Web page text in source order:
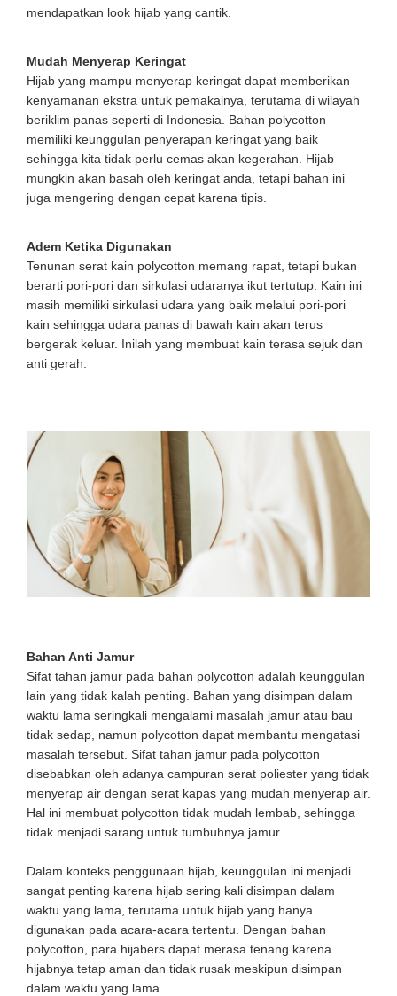
mendapatkan look hijab yang cantik.
Mudah Menyerap Keringat
Hijab yang mampu menyerap keringat dapat memberikan
kenyamanan ekstra untuk pemakainya, terutama di wilayah
beriklim panas seperti di Indonesia. Bahan polycotton
memiliki keunggulan penyerapan keringat yang baik
sehingga kita tidak perlu cemas akan kegerahan. Hijab
mungkin akan basah oleh keringat anda, tetapi bahan ini
juga mengering dengan cepat karena tipis.
Adem Ketika Digunakan
Tenunan serat kain polycotton memang rapat, tetapi bukan
berarti pori-pori dan sirkulasi udaranya ikut tertutup. Kain ini
masih memiliki sirkulasi udara yang baik melalui pori-pori
kain sehingga udara panas di bawah kain akan terus
bergerak keluar. Inilah yang membuat kain terasa sejuk dan
anti gerah.
Bahan Anti Jamur
Sifat tahan jamur pada bahan polycotton adalah keunggulan
lain yang tidak kalah penting. Bahan yang disimpan dalam
waktu lama seringkali mengalami masalah jamur atau bau
tidak sedap, namun polycotton dapat membantu mengatasi
masalah tersebut. Sifat tahan jamur pada polycotton
disebabkan oleh adanya campuran serat poliester yang tidak
menyerap air dengan serat kapas yang mudah menyerap air.
Hal ini membuat polycotton tidak mudah lembab, sehingga
tidak menjadi sarang untuk tumbuhnya jamur.
Dalam konteks penggunaan hijab, keunggulan ini menjadi
sangat penting karena hijab sering kali disimpan dalam
waktu yang lama, terutama untuk hijab yang hanya
digunakan pada acara-acara tertentu. Dengan bahan
polycotton, para hijabers dapat merasa tenang karena
hijabnya tetap aman dan tidak rusak meskipun disimpan
dalam waktu yang lama.